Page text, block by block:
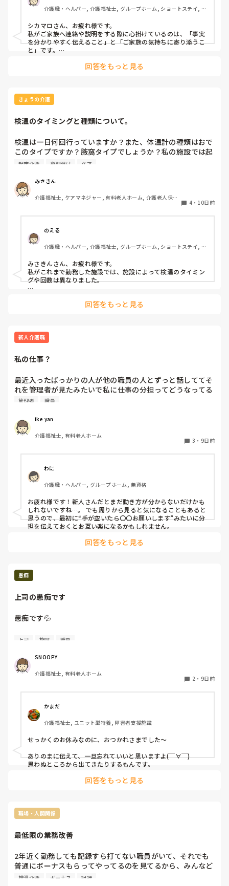
介護職・ヘルパー, 介護福祉士, グループホーム, ショートステイ, デ
護
シカマロさん、お疲れ様です。
私がご家族へ連絡や説明をする際に心掛けているのは、「事実
を分かりやすく伝えること」と「ご家族の気持ちに寄り添うこ
と」です。
例えば、利用者さんの状態変化をお伝えする時は、「今日は食
か、今後どのように様子を見ていくのかも併せて説明すると、
ご家族も安心されることが多いと感じています。
また、ご家族も仕事や家庭のことで忙しい中、不安を抱えなが
なく、「ご心配ですよね」「何か気になることはありません
か？」とお話を伺う時間も大切にしています。
訪問介護でも、ご家族と顔を合わせる機会があれば、日頃の様
えするようにしています。状態変化やトラブルがあった時だけ
でなく、普段から小さなコミュニケーションを積み重ねること
が、信頼関係につながるのではないかと感じています。
信頼関係は一度の説明で築けるものではないと思うので、誠実
なのかなと思っています。
回答をもっと見る
きょうの介護
検温のタイミングと種類について。
検温は一日何回行っていますか？また、体温計の種類はおで
このタイプですか？腋窩タイプでしょうか？私の施設では起
床介助時に夜勤明け者、午後に手が空いている人がおでこタ
起床介助 夜勤明け ケア
みさきん
介護福祉士, ケアマネジャー, 有料老人ホーム, 介護老人保健
4・ 10日前
のえる
介護職・ヘルパー, 介護福祉士, グループホーム, ショートステイ, デ
護
みさきんさん、お疲れ様です。
私がこれまで勤務した施設では、施設によって検温のタイミン
グや回数は異なりました。
設もありました。発熱や体調不良がある方は、その都度追加で
以降はおでこで測定できる非接触型を使用している施設もあり
ました。非接触型は短時間で測れるので、多くの利用者さんを
るため、発熱が疑われる場合は腋窩式で再測定していました。
個人的には、回数や体温計の種類よりも、普段との変化を早め
に把握することが大切だと思っています。食欲や表情、元気の
有無なども合わせて観察することで、体調変化に気付きやすく
なると感じています。
施設ごとに運用方法は違うと思いますが、それぞれの施設に合
った方法で、安全に利用者さんの健康管理ができるのが一番で
すね。
回答をもっと見る
新人介護職
私の仕事？
最近入ったばっかりの人が他の職員の人とずっと話しててそ
れを管理者が見たみたいで私に仕事の分担ってどうなってる
の？って聴いてきた
管理者 職員
ike yan
介護福祉士, 有料老人ホーム
3 ・ 9日前
わに
介護職・ヘルパー, グループホーム, 無資格
お疲れ様です！新人さんだとまだ動き方が分からないだけかも
しれないですね…。 でも周りから見ると気になることもあると
思うので、最初に“手が空いたら〇〇お願いします”みたいに分
担を伝えておくとお互い楽になるかもしれません。
回答をもっと見る
愚痴
上司の愚痴です
愚痴です💦
本日休みで、昨日夜勤明け
の介助時に、普段はいてる黒い靴を履いてもらい更衣介助等
対応し、その後再度ベッドに戻られたのが6時半で最終私が
対応及び見たのはその時間。
上司:あー、もしもし確認の電話です
上司:昨日の朝(7時以降)の早出の時間からAさんがオレンジ
色の靴でいて黒の靴が見当たらない。貴方は何時が最終対応
私:上記で書いたように、6時半に黒い靴履いてもらってるの
を目視で確認し介助してること、そこが最終であること伝え
らオレンジ色の靴って言ってたけど、あなたは黒なのね？
ンジ色の靴です。はい、はい、はい、…と続け電話切らない
私:分かりました。
上司:電話切る☎
んー、どー返事したらいいの？上司の機嫌悪かったし、
休みのところごめんねや、電話出てくれてありがとうとかは
常識的に無いのかね？
しかも、疑われてるように感じたんですが。
上司 施設 職員
SNOOPY
介護福祉士, 有料老人ホーム
2 ・ 9日前
かまだ
介護福祉士, ユニット型特養, 障害者支援施設
せっかくのお休みなのに、おつかれさまでした〜
ありのまに伝えて、一旦忘れていいと思いますよ(￣∀￣)
思わぬところから出てきたりするもんです。
回答をもっと見る
職場・人間関係
最低限の業務改善
2年近く勤務しても記録すら打てない職員がいて、それでも
普通にボーナスもらってやってるのを見てるから、みんなど
んどん仕事しなくなってしまった。夜勤で行くと、オムツの
排泄介助 ボーナス 記録